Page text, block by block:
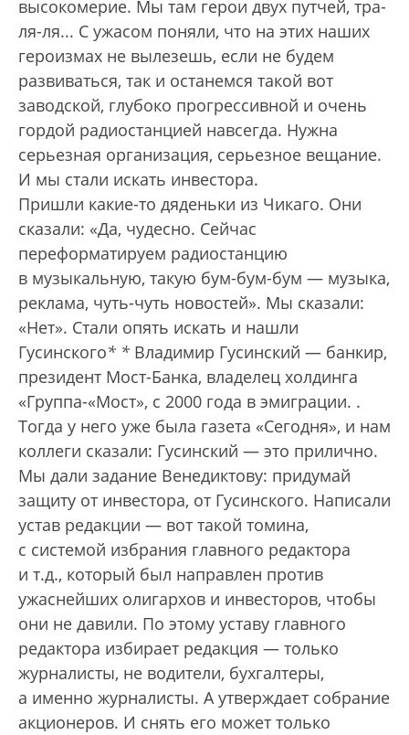
высокомерие. Мы там герои двух путчей, тра-
ля-ля... С ужасом поняли, что на этих наших
героизмах не вылезешь, если не будем
развиваться, так и останемся такой вот
заводской, глубоко прогрессивной и очень
гордой радиостанцией навсегда. Нужна
серьезная организация, серьезное вещание.
И мы стали искать инвестора.
Пришли какие-то дяденьки из Чикаго. Они
сказали: «Да, чудесно. Сейчас
переформатируем радиостанцию
в музыкальную, такую бум-бум-бум — музыка,
реклама, чуть-чуть новостей». Мы сказали:
«Нет». Стали опять искать и нашли
Гусинского* * Владимир Гусинский — банкир,
президент Мост-Банка, владелец холдинга
«Группа-«Мост», с 2000 года в эмиграции. .
Тогда у него уже была газета «Сегодня», и нам
коллеги сказали: Гусинский — это прилично.
Мы дали задание Венедиктову: придумай
защиту от инвестора, от Гусинского. Написали
устав редакции — вот такой томина,
с системой избрания главного редактора
и т.д., который был направлен против
ужаснейших олигархов и инвесторов, чтобы
они не давили. По этому уставу главного
редактора избирает редакция — только
журналисты, не водители, бухгалтеры,
а именно журналисты. А утверждает собрание
акционеров. И снять его может только